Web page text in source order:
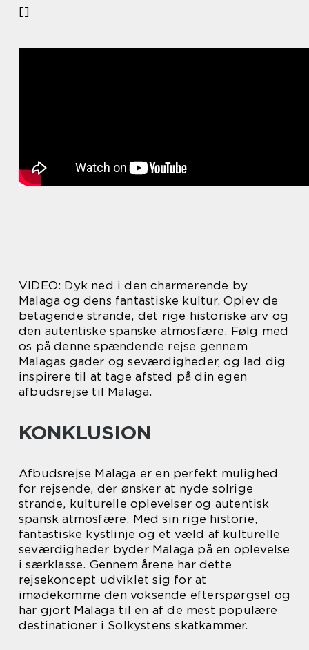
[]
VIDEO: Dyk ned i den charmerende by
Malaga og dens fantastiske kultur. Oplev de
betagende strande, det rige historiske arv og
den autentiske spanske atmosfære. Følg med
os på denne spændende rejse gennem
Malagas gader og seværdigheder, og lad dig
inspirere til at tage afsted på din egen
afbudsrejse til Malaga.
KONKLUSION
Afbudsrejse Malaga er en perfekt mulighed
for rejsende, der ønsker at nyde solrige
strande, kulturelle oplevelser og autentisk
spansk atmosfære. Med sin rige historie,
fantastiske kystlinje og et væld af kulturelle
seværdigheder byder Malaga på en oplevelse
i særklasse. Gennem årene har dette
rejsekoncept udviklet sig for at
imødekomme den voksende efterspørgsel og
har gjort Malaga til en af de mest populære
destinationer i Solkystens skatkammer.